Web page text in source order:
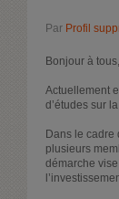
Par Profil
Bonjour à tous,
Actuellement
d’études sur
Dans le cadre
plusieurs
démarche